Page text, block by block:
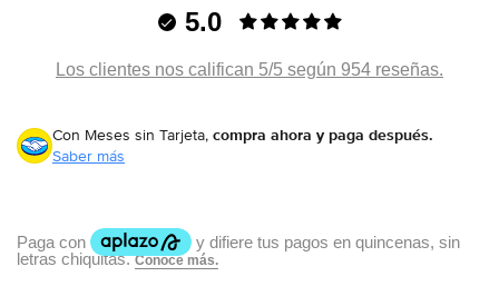
5.0
Los clientes nos califican 5/5 según 954 reseñas.
Con Meses sin Tarjeta, compra ahora y paga después.
Saber más